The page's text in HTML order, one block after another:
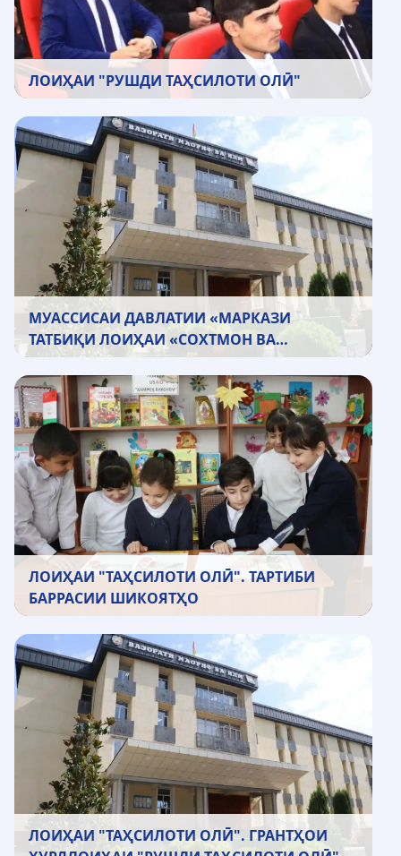
ЛОИҲАИ "РУШДИ ТАҲСИЛОТИ ОЛӢ"
МУАССИСАИ ДАВЛАТИИ «МАРКАЗИ
ТАТБИҚИ ЛОИҲАИ «СОХТМОН ВА
МУҶАҲҲАЗГАРДОНИИ МАКТАБҲО»
ЛОИҲАИ "ТАҲСИЛОТИ ОЛӢ". ТАРТИБИ
БАРРАСИИ ШИКОЯТҲО
ЛОИҲАИ "ТАҲСИЛОТИ ОЛӢ". ГРАНТҲОИ